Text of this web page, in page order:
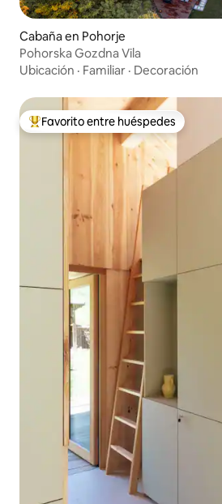
Cabaña en Pohorje
Pohorska Gozdna Vila
Ubicación · Familiar · Decoración
Favorito entre huéspedes preferido
Favorito entre huéspedes